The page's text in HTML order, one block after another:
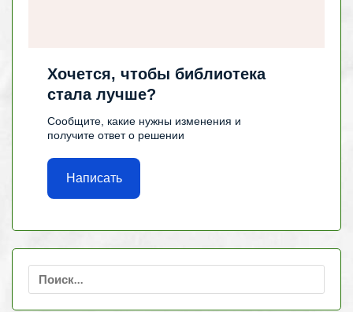
Хочется, чтобы библиотека
стала лучше?
Сообщите, какие нужны изменения и
получите ответ о решении
Написать
Найти: